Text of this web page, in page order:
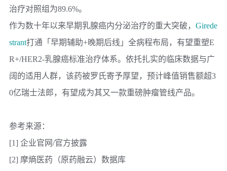
治疗对照组为89.6%。
作为数十年以来早期乳腺癌内分泌治疗的重大突破， Girede
strant打通「早期辅助+晚期后线」全病程布局，有望重塑E
R+/HER2-乳腺癌标准治疗体系。依托扎实的临床数据与广
阔的适用人群，该药被罗氏寄予厚望，预计峰值销售额超3
0亿瑞士法郎，有望成为其又一款重磅肿瘤管线产品。
参考来源：
[1] 企业官网/官方披露
[2] 摩熵医药（原药融云）数据库